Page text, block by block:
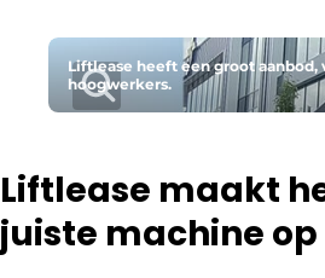
Liftlease heeft een groot
hoogwerkers.
Liftlease maakt
juiste machine